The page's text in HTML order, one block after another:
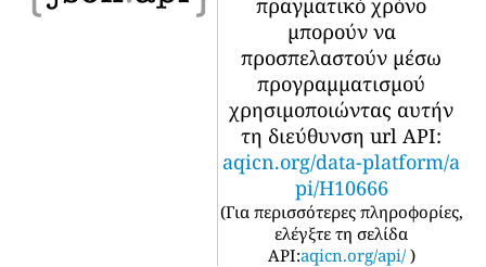
πραγματικό χρόνο
μπορούν να
προσπελαστούν μέσω
προγραμματισμού
χρησιμοποιώντας αυτήν
τη διεύθυνση url API:
aqicn.org/data-platform/a
pi/H10666
(Για περισσότερες πληροφορίες,
ελέγξτε τη σελίδα
API:aqicn.org/api/ )